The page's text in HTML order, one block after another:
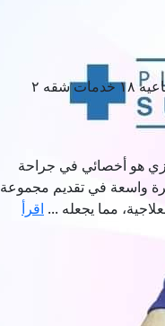
بيفرلي هيلز البوابه الرباعيه ١٨ خدمات شقه ٢
هو أخصائي في جراحة
واسعة في تقديم مجموعة
مما يجعله ... اقرأ